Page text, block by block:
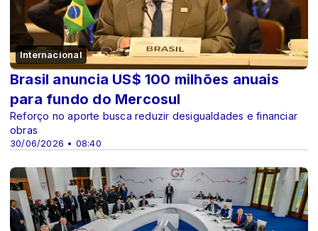
Internacional
30/06/2026 • 08:40
Brasil anuncia US$ 100 milhões anuais
para fundo do Mercosul
Reforço no aporte busca reduzir desigualdades e financiar
obras